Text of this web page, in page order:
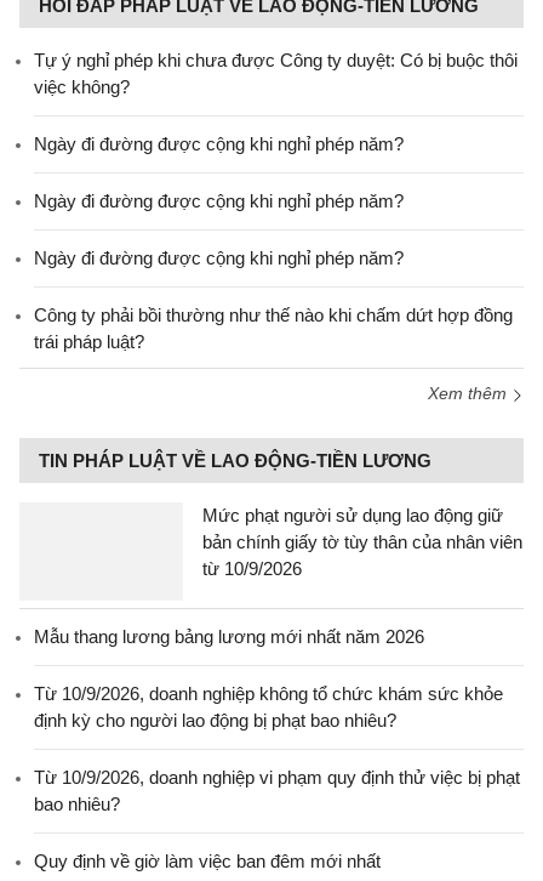
HỎI ĐÁP PHÁP LUẬT VỀ LAO ĐỘNG-TIỀN LƯƠNG
Tự ý nghỉ phép khi chưa được Công ty duyệt: Có bị buộc thôi
việc không?
Ngày đi đường được cộng khi nghỉ phép năm?
Ngày đi đường được cộng khi nghỉ phép năm?
Ngày đi đường được cộng khi nghỉ phép năm?
Công ty phải bồi thường như thế nào khi chấm dứt hợp đồng
trái pháp luật?
Xem thêm
TIN PHÁP LUẬT VỀ LAO ĐỘNG-TIỀN LƯƠNG
Mức phạt người sử dụng lao động giữ
bản chính giấy tờ tùy thân của nhân viên
từ 10/9/2026
Mẫu thang lương bảng lương mới nhất năm 2026
Từ 10/9/2026, doanh nghiệp không tổ chức khám sức khỏe
định kỳ cho người lao động bị phạt bao nhiêu?
Từ 10/9/2026, doanh nghiệp vi phạm quy định thử việc bị phạt
bao nhiêu?
Quy định về giờ làm việc ban đêm mới nhất